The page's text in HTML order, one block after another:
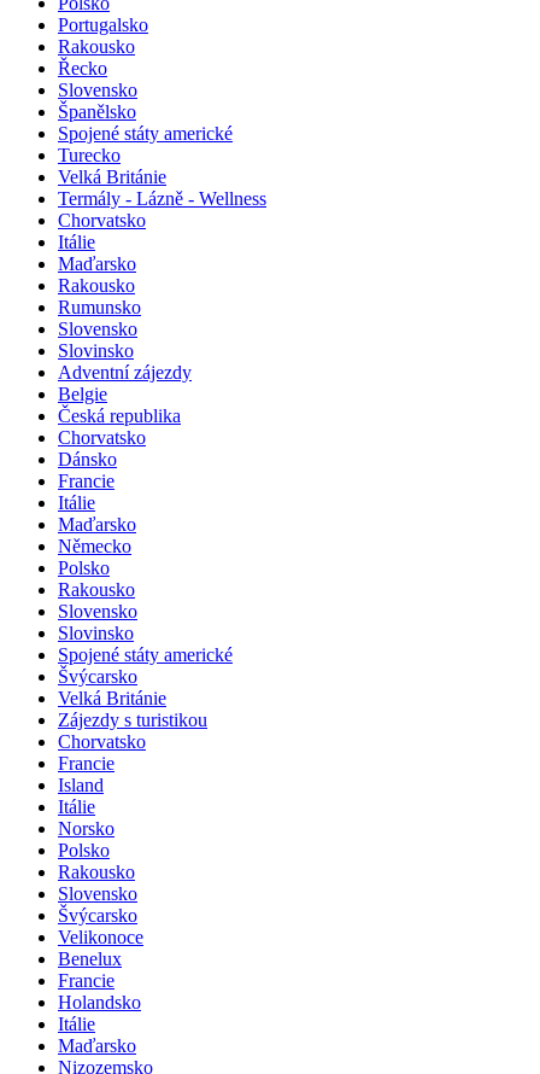
Portugalsko
Rakousko
Řecko
Slovensko
Španělsko
Spojené státy americké
Turecko
Velká Británie
Termály - Lázně - Wellness
Chorvatsko
Itálie
Maďarsko
Rakousko
Rumunsko
Slovensko
Slovinsko
Adventní zájezdy
Belgie
Česká republika
Chorvatsko
Dánsko
Francie
Itálie
Maďarsko
Německo
Polsko
Rakousko
Slovensko
Slovinsko
Spojené státy americké
Švýcarsko
Velká Británie
Zájezdy s turistikou
Chorvatsko
Francie
Island
Itálie
Norsko
Polsko
Rakousko
Slovensko
Švýcarsko
Velikonoce
Benelux
Francie
Holandsko
Itálie
Maďarsko
Nizozemsko